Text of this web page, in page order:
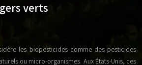
verts
les biopesticides comme des pesticides
ou micro-organismes. Aux États-Unis, ces